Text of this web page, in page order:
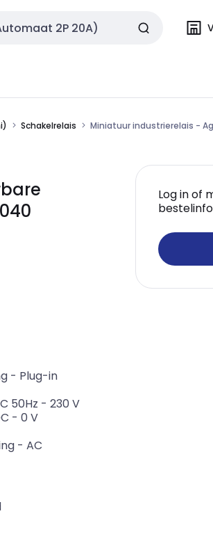
Schakelrelais Miniatuur industrierelais -
Log in of
- Plug-in
50Hz - 230 V
- 0 V
- AC